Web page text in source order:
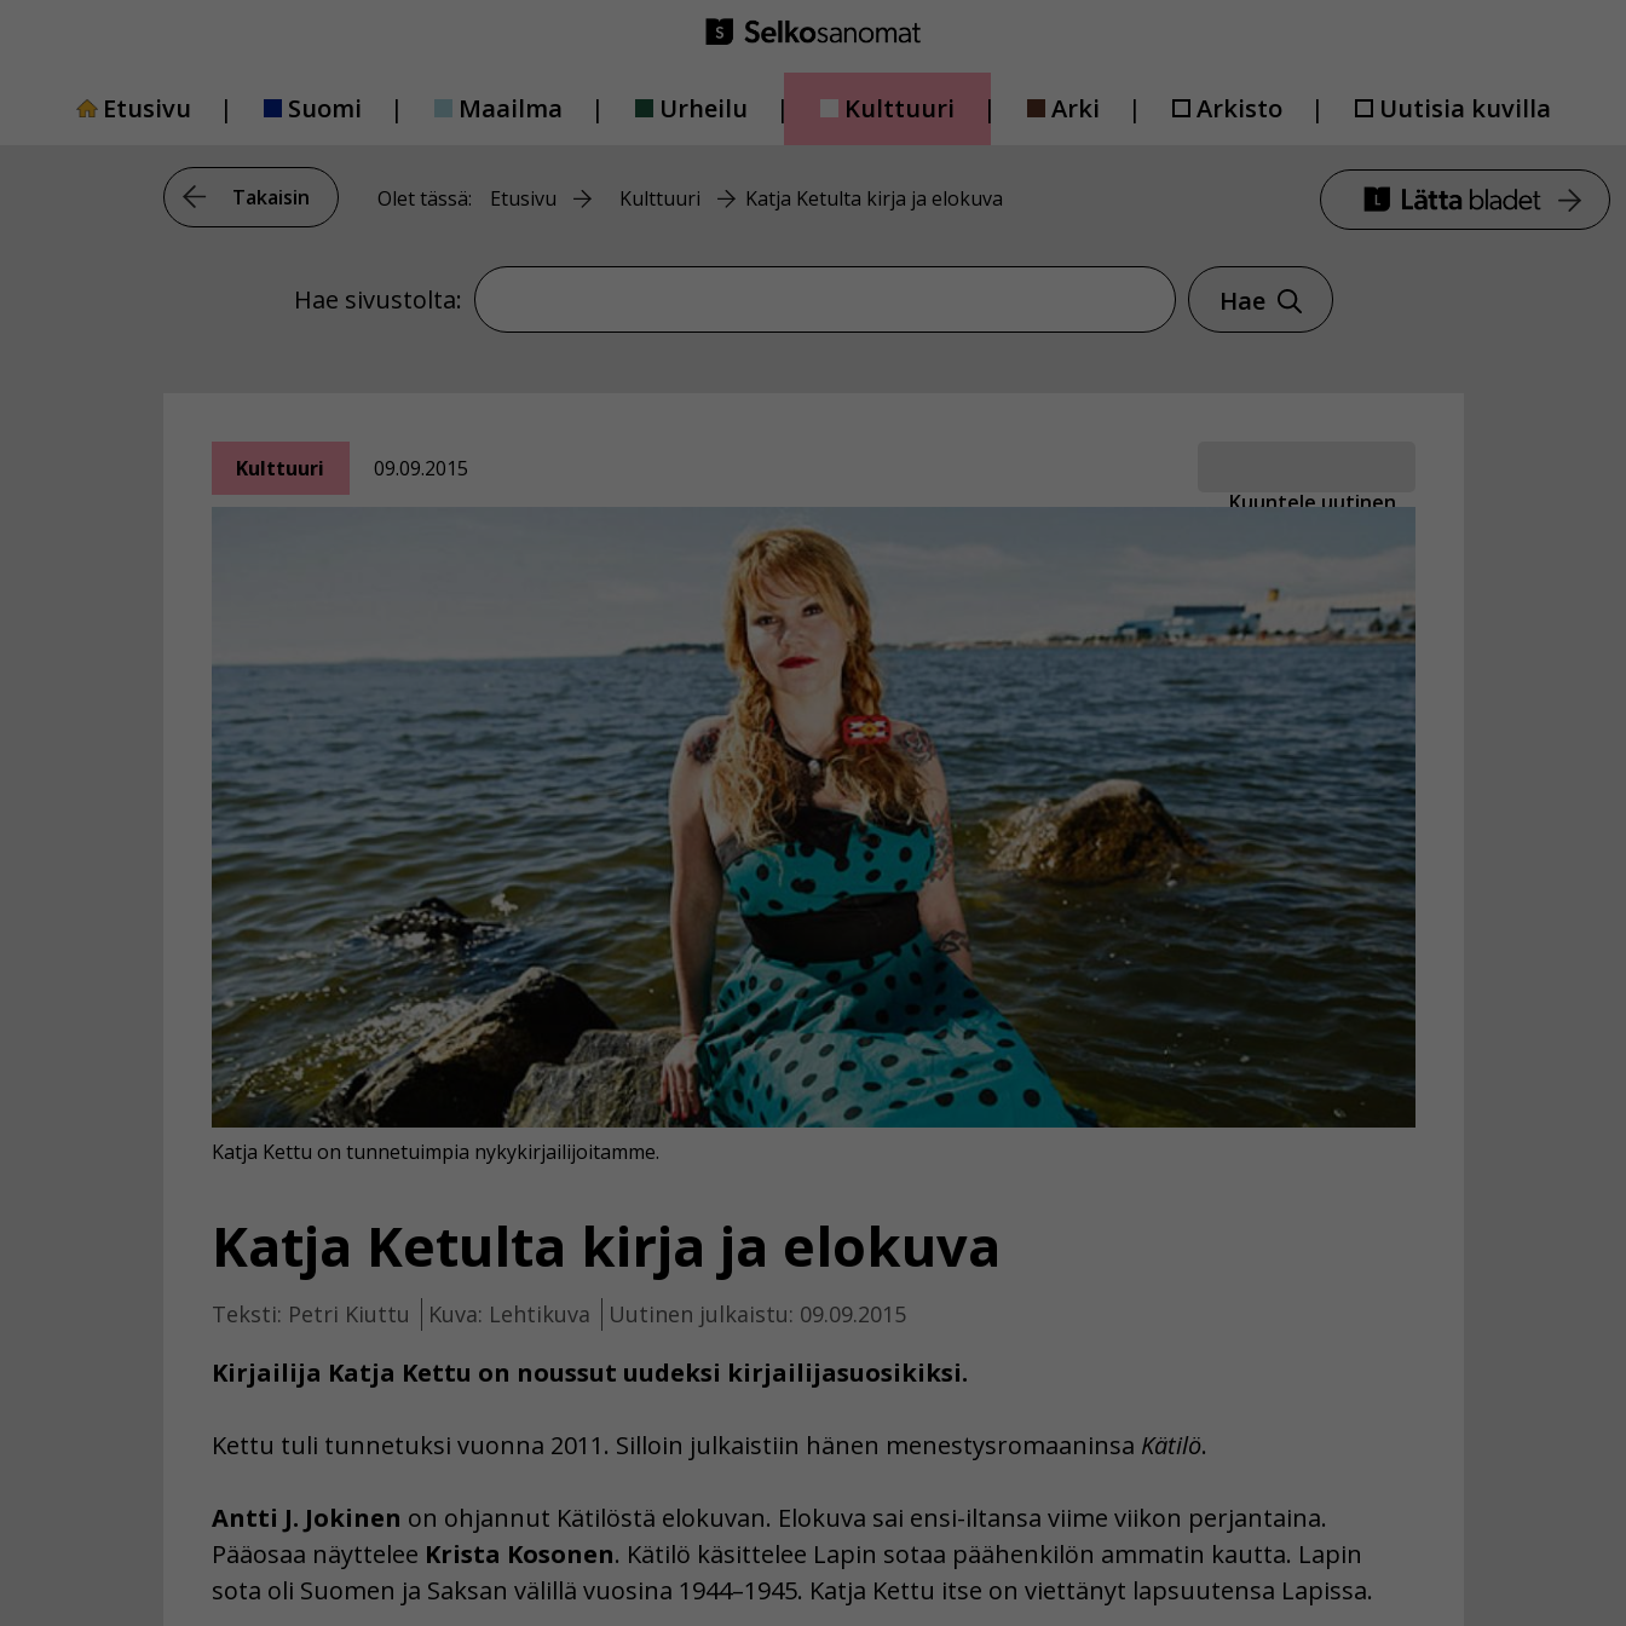
Etusivu
Suomi Maailma Urheilu Kulttuuri Arki Arkisto Uutisia kuvilla
Takaisin Olet tässä: Etusivu Kulttuuri Katja Ketulta kirja ja elokuva
Hae sivustolta: Hae sivustolta
Hae
Kuuntele uutinen
Kulttuuri 09.09.2015
Katja Ketulta kirja ja elokuva
Teksti: Petri Kiuttu Kuva: Lehtikuva Uutinen julkaistu: 09.09.2015
Kirjailija Katja Kettu on noussut uudeksi kirjailijasuosikiksi.
Katja Kettu on tunnetuimpia nykykirjailijoitamme.
Kettu tuli tunnetuksi vuonna 2011. Silloin julkaistiin hänen menestysromaaninsa Kätilö.
Antti J. Jokinen on ohjannut Kätilöstä elokuvan. Elokuva sai ensi-iltansa viime viikon perjantaina.
Pääosaa näyttelee Krista Kosonen. Kätilö käsittelee Lapin sotaa päähenkilön ammatin kautta. Lapin
sota oli Suomen ja Saksan välillä vuosina 1944–1945. Katja Kettu itse on viettänyt lapsuutensa Lapissa.